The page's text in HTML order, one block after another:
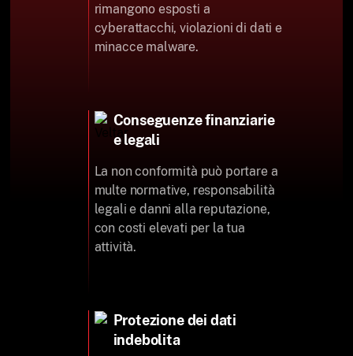
rimangono esposti a
cyberattacchi, violazioni di dati e
minacce malware.
Conseguenze finanziarie
e legali
La non conformità può portare a
multe normative, responsabilità
legali e danni alla reputazione,
con costi elevati per la tua
attività.
Protezione dei dati
indebolita